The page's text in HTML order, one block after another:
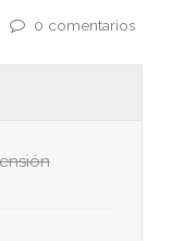
0 comentarios